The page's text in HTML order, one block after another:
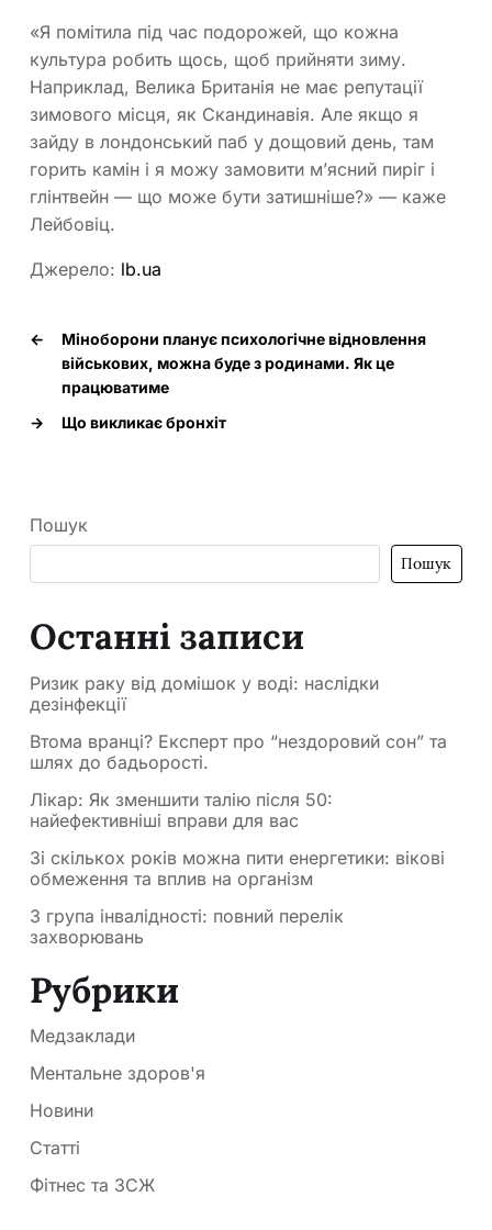
«Я помітила під час подорожей, що кожна
культура робить щось, щоб прийняти зиму.
Наприклад, Велика Британія не має репутації
зимового місця, як Скандинавія. Але якщо я
зайду в лондонський паб у дощовий день, там
горить камін і я можу замовити м’ясний пиріг і
глінтвейн — що може бути затишніше?» — каже
Лейбовіц.
Джерело: lb.ua
←
Міноборони планує психологічне відновлення
військових, можна буде з родинами. Як це
працюватиме
→
Що викликає бронхіт
Пошук
Пошук
Останні записи
Ризик раку від домішок у воді: наслідки
дезінфекції
Втома вранці? Експерт про “нездоровий сон” та
шлях до бадьорості.
Лікар: Як зменшити талію після 50:
найефективніші вправи для вас
Зі скількох років можна пити енергетики: вікові
обмеження та вплив на організм
3 група інвалідності: повний перелік
захворювань
Рубрики
Медзаклади
Ментальне здоров'я
Новини
Статті
Фітнес та ЗСЖ